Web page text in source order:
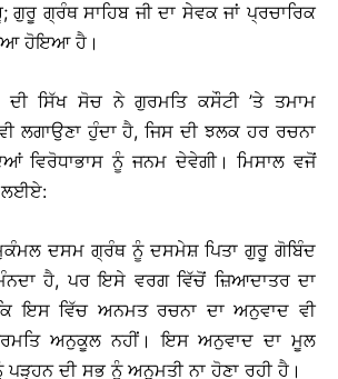
ਗ੍ਰੰਥ ਸਾਹਿਬ ਜੀ ਦਾ ਸੇਵਕ ਜਾਂ ਪ੍ਰਚਾਰਿਕ
ਹੋਇਆ ਹੈ।
ਦੀ ਸਿੱਖ ਸੋਚ ਨੇ ਗੁਰਮਤਿ ਕਸੌਟੀ ’ਤੇ ਤਮਾਮ
ਲਗਾਉਣਾ ਹੁੰਦਾ ਹੈ, ਜਿਸ ਦੀ ਝਲਕ ਹਰ ਰਚਨਾ
ਵਿਰੋਧਾਭਾਸ ਨੂੰ ਜਨਮ ਦੇਵੇਗੀ। ਮਿਸਾਲ ਵਜੋਂ
ਲਈਏ:
ਦਸਮ ਗ੍ਰੰਥ ਨੂੰ ਦਸਮੇਸ਼ ਪਿਤਾ ਗੁਰੂ ਗੋਬਿੰਦ
ਹੈ, ਪਰ ਇਸੇ ਵਰਗ ਵਿੱਚੋਂ ਜ਼ਿਆਦਾਤਰ ਦਾ
ਇਸ ਵਿੱਚ ਅਨਮਤ ਰਚਨਾ ਦਾ ਅਨੁਵਾਦ ਵੀ
ਅਨੁਕੂਲ ਨਹੀਂ। ਇਸ ਅਨੁਵਾਦ ਦਾ ਮੂਲ
ਪੜ੍ਹਨ ਦੀ ਸਭ ਨੂੰ ਅਨੁਮਤੀ ਨਾ ਹੋਣਾ ਰਹੀ ਹੈ।